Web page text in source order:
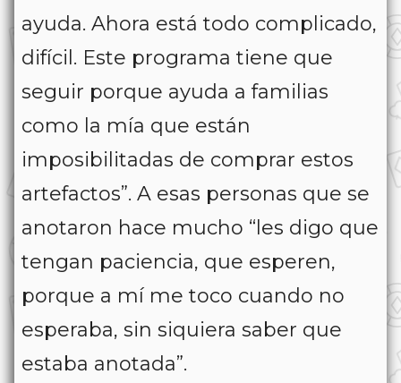
ayuda. Ahora está todo complicado,
difícil. Este programa tiene que
seguir porque ayuda a familias
como la mía que están
imposibilitadas de comprar estos
artefactos”. A esas personas que se
anotaron hace mucho “les digo que
tengan paciencia, que esperen,
porque a mí me toco cuando no
esperaba, sin siquiera saber que
estaba anotada”.